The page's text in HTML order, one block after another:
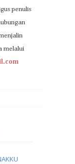
penulis
melalui